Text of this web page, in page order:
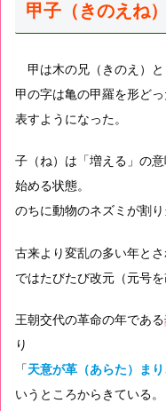
甲子（きのえね
甲は木の兄（きのえ）と
甲の字は亀の甲羅を形ど
表すようになった。
子（ね）は「増える」の
始める状態。
のちに動物のネズミが割り
古来より変乱の多い年と
ではたびたび改元（元号
王朝交代の革命の年である
り
「天意が革（あらた）ま
いうところからきている。